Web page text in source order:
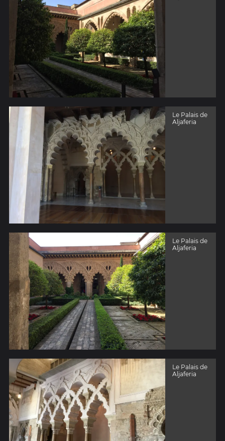
Le Palais de
Aljaferia
Le Palais de
Aljaferia
Le Palais de
Aljaferia